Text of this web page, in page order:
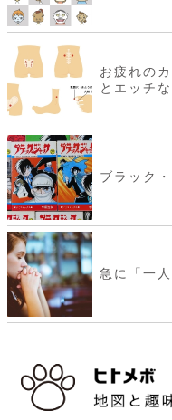
お疲れの
とエッチ
ブラック
急に「一